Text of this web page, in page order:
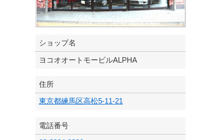
ショップ名
ヨコオオートモービルALPHA
住所
東京都練馬区高松5-11-21
電話番号